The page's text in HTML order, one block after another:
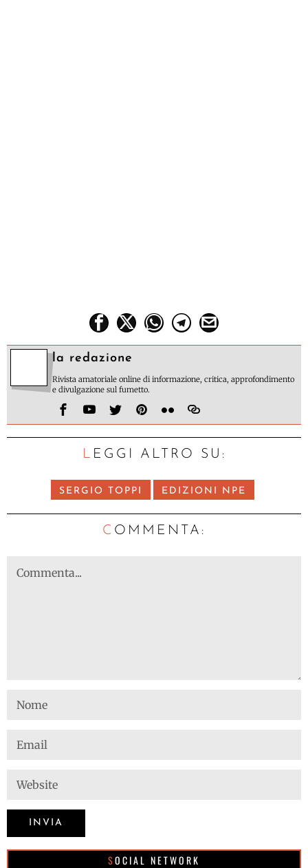
la redazione
Rivista amatoriale online di informazione, critica, approfondimento
e divulgazione sul fumetto.
LEGGI ALTRO SU:
SERGIO TOPPI EDIZIONI NPE
C OMMENTA:
SOCIAL NETWORK